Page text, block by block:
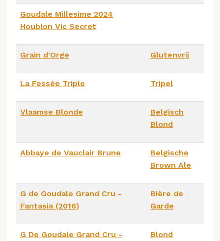
Goudale Millesime 2024
Houblon Vic Secret
Grain d'Orge Glutenvrij
La Fessée Triple Tripel
Vlaamse Blonde
Belgisch
Blond
Abbaye de Vauclair Brune
Belgische
Brown Ale
G de Goudale Grand Cru -
Fantasia (2016)
Bière de
Garde
G De Goudale Grand Cru -
Blond